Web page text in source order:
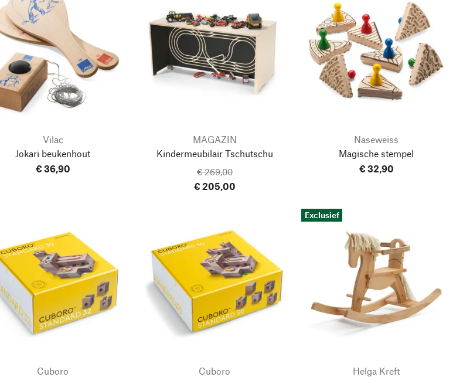
Vilac
Jokari beukenhout
€ 36,90
MAGAZIN
Kindermeubilair Tschutschu
€ 269,00
€ 205,00
Naseweiss
Magische stempel
€ 32,90
Cuboro
Cuboro
Exclusief
Helga Kreft